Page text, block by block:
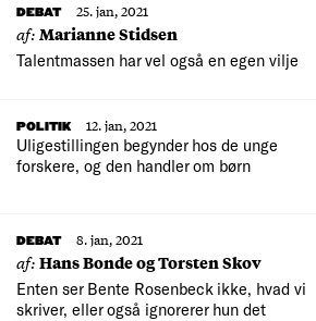
DEBAT 25. jan, 2021
af:Marianne Stidsen
Talentmassen har vel også en egen vilje
POLITIK
12. jan, 2021
Uligestillingen begynder hos de unge
forskere, og den handler om børn
DEBAT 8. jan, 2021
af:Hans Bonde og Torsten Skov
Enten ser Bente Rosenbeck ikke, hvad vi
skriver, eller også ignorerer hun det